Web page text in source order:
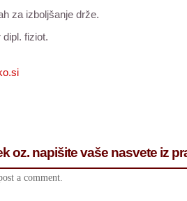
za izboljšanje drže.
fiziot.
oz. napišite vaše nasvete iz
a comment.